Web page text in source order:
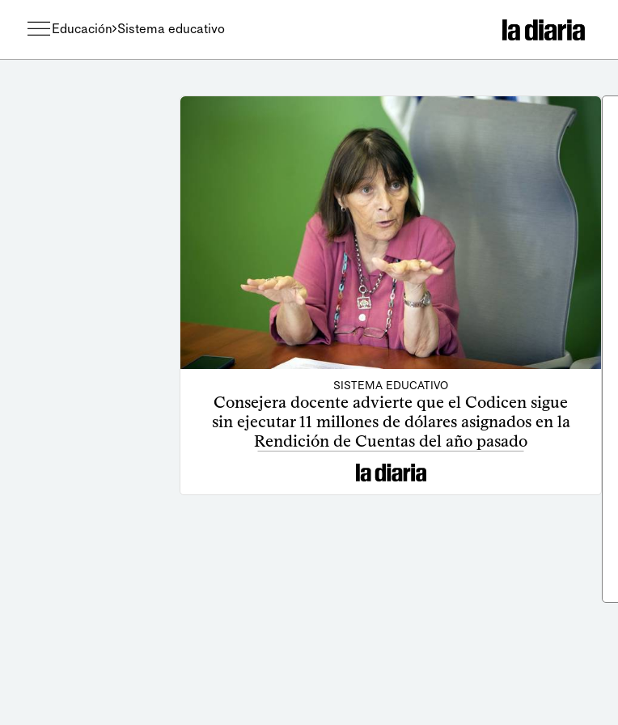
Educación Sistema educativo
SISTEMA EDUCATIVO
Consejera docente advierte que el Codicen sigue
sin ejecutar 11 millones de dólares asignados en la
Rendición de Cuentas del año pasado